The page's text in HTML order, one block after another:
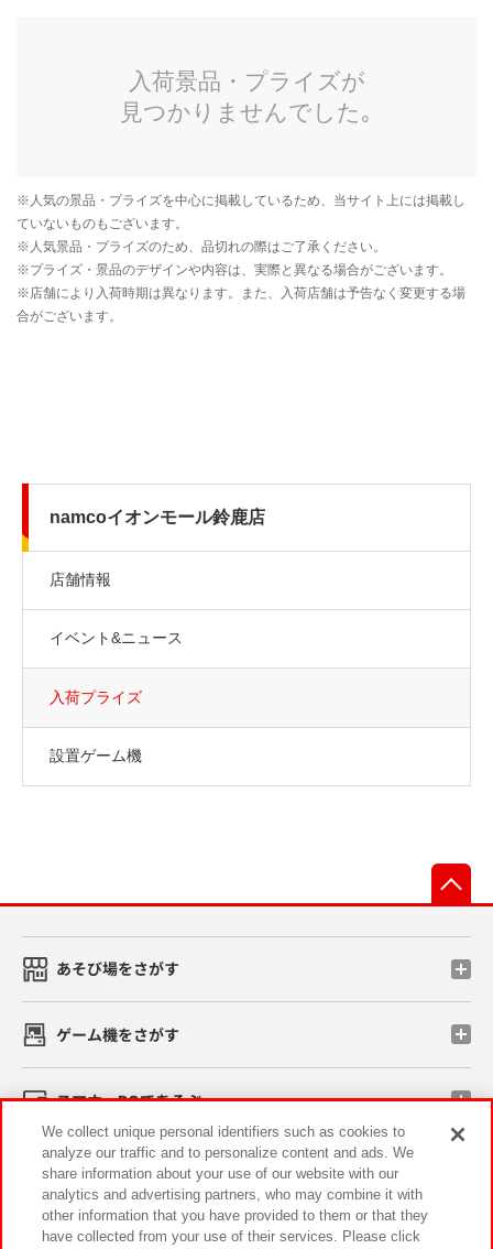
namcoイオンモール鈴鹿店
店舗情報
イベント&ニュース
入荷プライズ
設置ゲーム機
あそび場をさがす
ゲーム機をさがす
スマホ・PCであそぶ
イベント・キャンペーン
We collect unique personal identifiers such as cookies to
analyze our traffic and to personalize content and ads. We
share information about your use of our website with our
analytics and advertising partners, who may combine it with
other information that you have provided to them or that they
have collected from your use of their services. Please click